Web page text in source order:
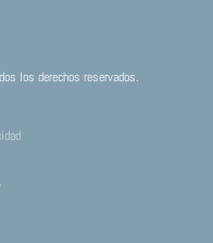
los derechos reservados.